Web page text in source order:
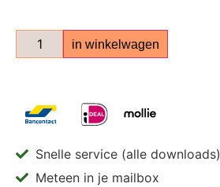
in winkelwagen
Snelle service (alle downloads)
Meteen in je mailbox